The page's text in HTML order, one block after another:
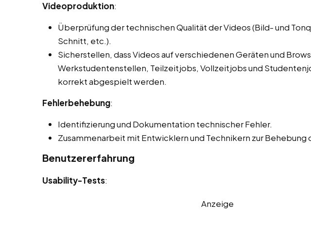
Videoproduktion:
Überprüfung der technischen Qualität der Videos (Bild- und
Schnitt, etc.).
Sicherstellen, dass Videos auf verschiedenen Geräten und
Werkstudentenstellen, Teilzeitjobs, Vollzeitjobs und
korrekt abgespielt werden.
Fehlerbehebung:
Identifizierung und Dokumentation technischer Fehler.
Zusammenarbeit mit Entwicklern und Technikern zur Behebung
Benutzererfahrung
Usability-Tests:
Anzeige